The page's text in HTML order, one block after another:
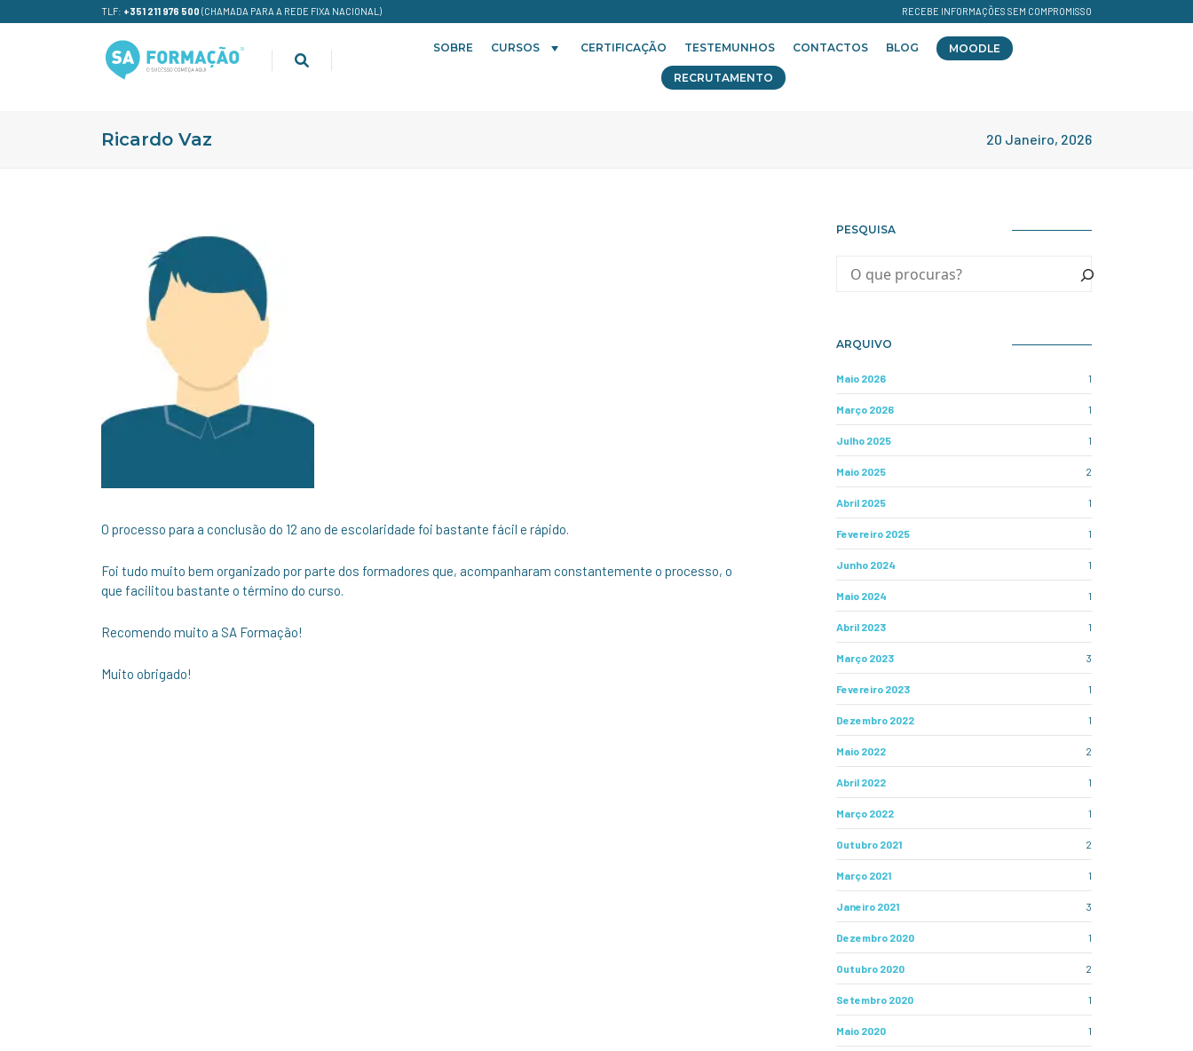
TLF: +351 211 976 500 (CHAMADA PARA A REDE FIXA NACIONAL) RECEBE INFORMAÇÕES SEM COMPROMISSO
SOBRE CURSOS CERTIFICAÇÃO TESTEMUNHOS CONTACTOS BLOG MOODLE
RECRUTAMENTO
Ricardo Vaz 20 Janeiro, 2026
O processo para a conclusão do 12 ano de escolaridade foi bastante fácil e rápido.
Foi tudo muito bem organizado por parte dos formadores que, acompanharam constantemente o processo, o
que facilitou bastante o término do curso.
Recomendo muito a SA Formação!
Muito obrigado!
PESQUISA
ARQUIVO
Maio 2026 1
Março 2026 1
Julho 2025 1
Maio 2025 2
Abril 2025 1
Fevereiro 2025 1
Junho 2024 1
Maio 2024 1
Abril 2023 1
Março 2023 3
Fevereiro 2023 1
Dezembro 2022 1
Maio 2022 2
Abril 2022 1
Março 2022 1
Outubro 2021 2
Março 2021 1
Janeiro 2021 3
Dezembro 2020 1
Outubro 2020 2
Setembro 2020 1
Maio 2020 1